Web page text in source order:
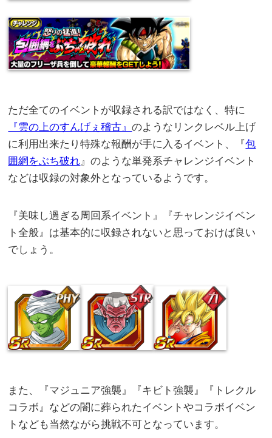
ただ全てのイベントが収録される訳ではなく、特に
『雲の上のすんげぇ稽古』のようなリンクレベル上げ
に利用出来たり特殊な報酬が手に入るイベント、『包
囲網をぶち破れ』のような単発系チャレンジイベント
などは収録の対象外となっているようです。
『美味し過ぎる周回系イベント』『チャレンジイベン
ト全般』は基本的に収録されないと思っておけば良い
でしょう。
また、『マジュニア強襲』『キビト強襲』『トレクル
コラボ』などの闇に葬られたイベントやコラボイベン
トなども当然ながら挑戦不可となっています。